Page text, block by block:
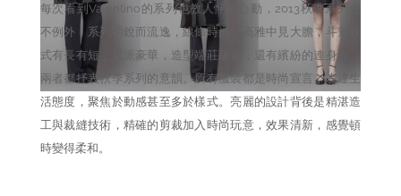
每次看到Valentino的系列也教人怦然心動，2013秋季系列也
不例外，系列明銳而流逸，線條時尚，高雅中見大膽，斗篷款
式有長有短，氣派豪華，造型端莊蘊藉，還有繽紛的連身衣，
兩者都抒表秋季系列的意韻。所有服裝都是時尚宣言，表達生
活態度，聚焦於動感甚至多於樣式。亮麗的設計背後是精湛造
工與裁縫技術，精確的剪裁加入時尚玩意，效果清新，感覺頓
時變得柔和。